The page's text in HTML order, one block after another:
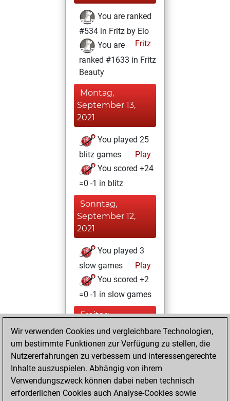
You are ranked
#534 in Fritz by Elo
Fritz
You are
ranked #1633 in Fritz
Beauty
Montag,
September 13,
2021
You played 25
blitz games
Play
You scored +24
=0 -1 in blitz
Sonntag,
September 12,
2021
You played 3
slow games
Play
You scored +2
=0 -1 in slow games
Freitag,
September 10,
2021
You won
against Fritz
Fritz
You achieved a
Wir verwenden Cookies und vergleichbare Technologien,
um bestimmte Funktionen zur Verfügung zu stellen, die
Nutzererfahrungen zu verbessern und interessengerechte
Inhalte auszuspielen. Abhängig von ihrem
Verwendungszweck können dabei neben technisch
erforderlichen Cookies auch Analyse-Cookies sowie